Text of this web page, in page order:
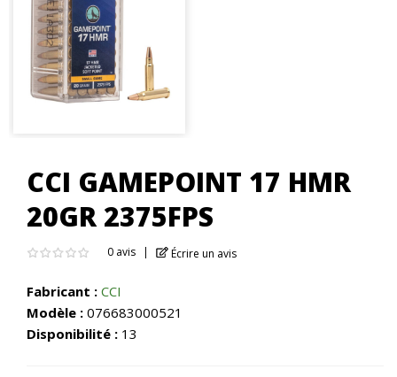
CCI GAMEPOINT 17 HMR
20GR 2375FPS
0 avis Écrire un avis
Fabricant : CCI
Modèle : 076683000521
Disponibilité : 13